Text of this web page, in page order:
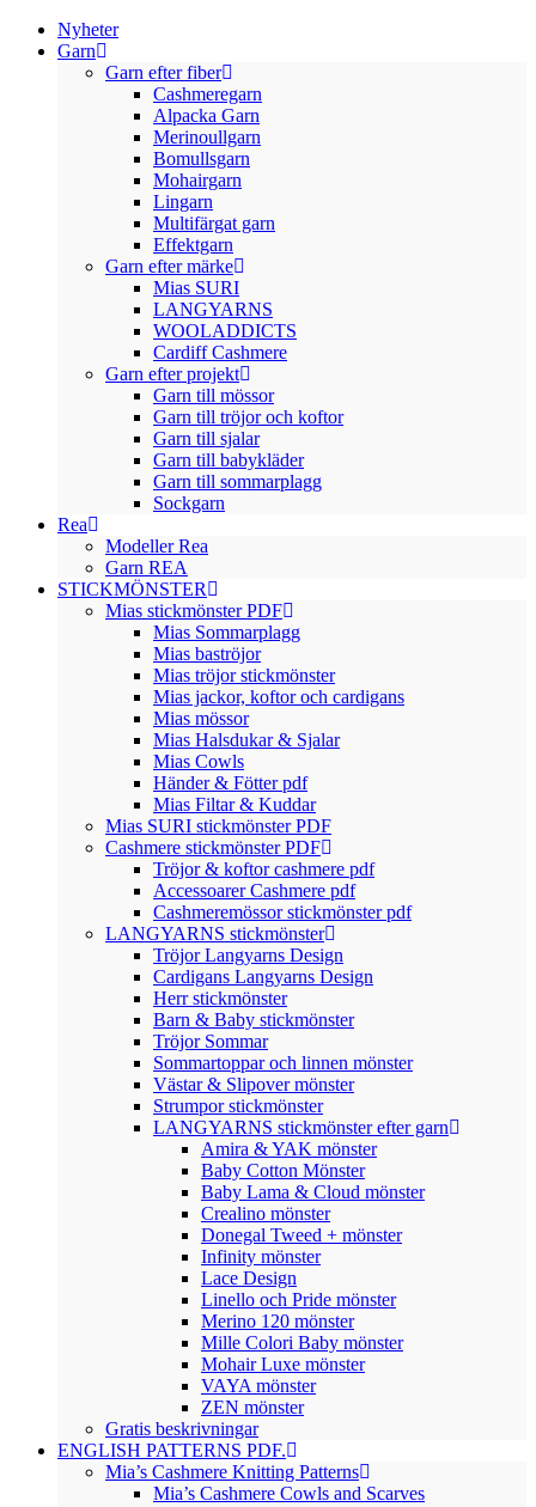
Nyheter
Garn
Garn efter fiber
Cashmeregarn
Alpacka Garn
Merinoullgarn
Bomullsgarn
Mohairgarn
Lingarn
Multifärgat garn
Effektgarn
Garn efter märke
Mias SURI
LANGYARNS
WOOLADDICTS
Cardiff Cashmere
Garn efter projekt
Garn till mössor
Garn till tröjor och koftor
Garn till sjalar
Garn till babykläder
Garn till sommarplagg
Sockgarn
Rea
Modeller Rea
Garn REA
STICKMÖNSTER
Mias stickmönster PDF
Mias Sommarplagg
Mias baströjor
Mias tröjor stickmönster
Mias jackor, koftor och cardigans
Mias mössor
Mias Halsdukar & Sjalar
Mias Cowls
Händer & Fötter pdf
Mias Filtar & Kuddar
Mias SURI stickmönster PDF
Cashmere stickmönster PDF
Tröjor & koftor cashmere pdf
Accessoarer Cashmere pdf
Cashmeremössor stickmönster pdf
LANGYARNS stickmönster
Tröjor Langyarns Design
Cardigans Langyarns Design
Herr stickmönster
Barn & Baby stickmönster
Tröjor Sommar
Sommartoppar och linnen mönster
Västar & Slipover mönster
Strumpor stickmönster
LANGYARNS stickmönster efter garn
Amira & YAK mönster
Baby Cotton Mönster
Baby Lama & Cloud mönster
Crealino mönster
Donegal Tweed + mönster
Infinity mönster
Lace Design
Linello och Pride mönster
Merino 120 mönster
Mille Colori Baby mönster
Mohair Luxe mönster
VAYA mönster
ZEN mönster
Gratis beskrivningar
ENGLISH PATTERNS PDF.
Mia’s Cashmere Knitting Patterns
Mia’s Cashmere Cowls and Scarves